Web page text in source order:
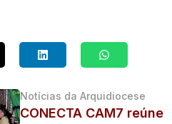
Notícias da Arquidiocese
CONECTA CAM7 reúne